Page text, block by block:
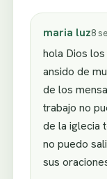
maria luz8
hola Dios
ansido de
de los
trabajo no
de la iglecia
no puedo
sus